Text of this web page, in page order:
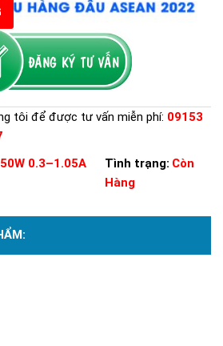
tôi để được tư vấn miễn phí: 09153
0.3–1.05A
Tình trạng: Còn
Hàng